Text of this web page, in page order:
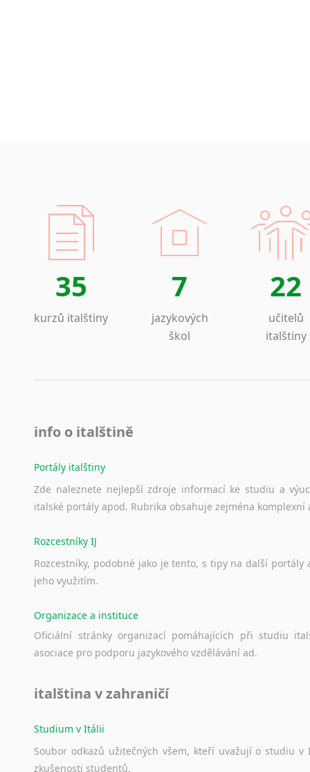
35
kurzů italštiny
7
jazykových
škol
22
učitelů
italštiny
info o italštině
Portály italštiny
Zde naleznete nejlepší zdroje informací ke studiu a
italské portály apod. Rubrika obsahuje zejména komplexní
Rozcestníky IJ
Rozcestníky, podobné jako je tento, s tipy na další portály
jeho využitím.
Organizace a instituce
Oficiální stránky organizací pomáhajících při studiu
asociace pro podporu jazykového vzdělávání ad.
italština v zahraničí
Studium v Itálii
Soubor odkazů užitečných všem, kteří uvažují o studiu v
zkušenosti studentů.